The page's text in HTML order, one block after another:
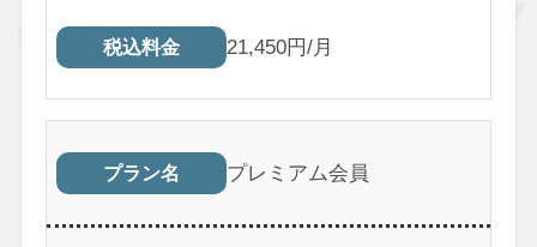
税込料金 21,450円/月
プラン名 プレミアム会員